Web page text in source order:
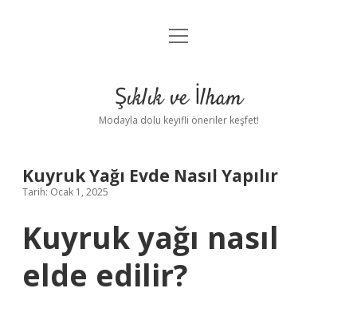
Anasayfa
Yasal Uyarı
menüyü
Şıklık ve İlham
Modayla dolu keyifli öneriler keşfet!
Kuyruk Yağı Evde Nasıl Yapılır
Tarih: Ocak 1, 2025
Kuyruk yağı nasıl
elde edilir?